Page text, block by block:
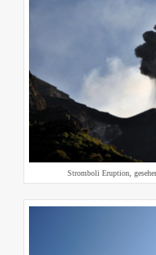
Stromboli Eruption,